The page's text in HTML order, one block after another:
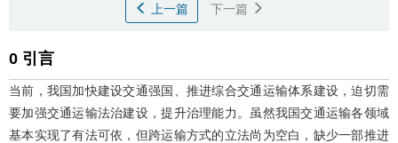
上一篇 下一篇
0 引言
当前，我国加快建设交通强国、推进综合交通运输体系建设，迫切需
要加强交通运输法治建设，提升治理能力。虽然我国交通运输各领域
基本实现了有法可依，但跨运输方式的立法尚为空白，缺少一部推进